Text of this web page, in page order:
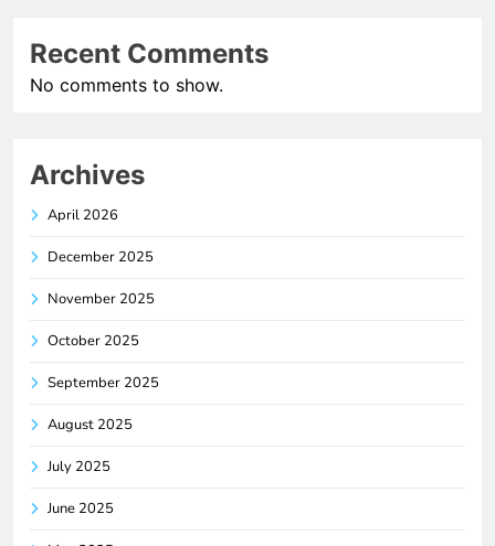
Recent Comments
No comments to show.
Archives
April 2026
December 2025
November 2025
October 2025
September 2025
August 2025
July 2025
June 2025